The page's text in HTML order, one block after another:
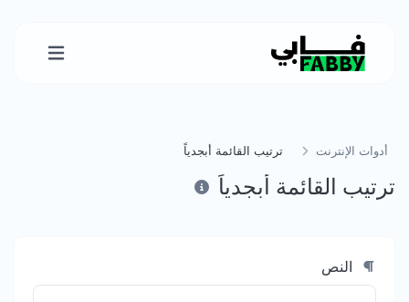
أدوات الإنترنت ترتيب القائمة أبجدياً
ترتيب القائمة أبجدياً
النص